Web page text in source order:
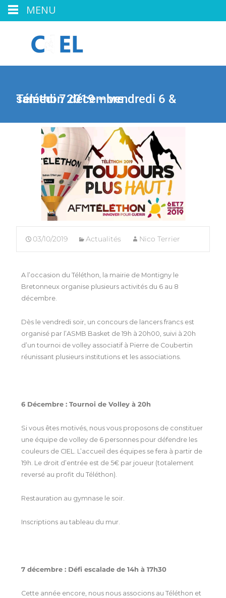
Téléthon 2019 – vendredi 6 & samedi 7 décembre
03/10/2019 Actualités Nico Terrier
A l’occasion du Téléthon, la mairie de Montigny le
Bretonneux organise plusieurs activités du 6 au 8
décembre.
Dès le vendredi soir, un concours de lancers francs est
organisé par l’ASMB Basket de 19h à 20h00, suivi à 20h
d’un tournoi de volley associatif à Pierre de Coubertin
réunissant plusieurs institutions et les associations.
6 Décembre : Tournoi de Volley à 20h
Si vous êtes motivés, nous vous proposons de constituer
une équipe de volley de 6 personnes pour défendre les
couleurs de CIEL. L’accueil des équipes se fera à partir de
19h. Le droit d’entrée est de 5€ par joueur (totalement
reversé au profit du Téléthon).
Restauration au gymnase le soir.
Inscriptions au tableau du mur.
7 décembre : Défi escalade de 14h à 17h30
Cette année encore, nous nous associons au Téléthon et
MENU